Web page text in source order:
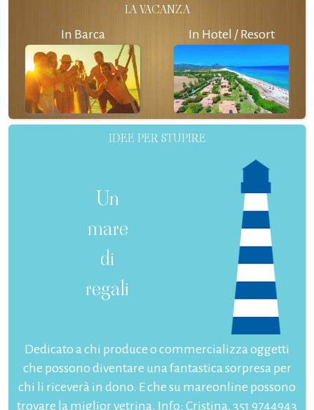
LA VACANZA
In Barca In Hotel / Resort
IDEE PER STUPIRE
Un
mare
di
regali
Dedicato a chi produce o commercializza oggetti
che possono diventare una fantastica sorpresa per
chi li riceverà in dono. E che su mareonline possono
trovare la miglior vetrina. Info: Cristina, 351 9744943